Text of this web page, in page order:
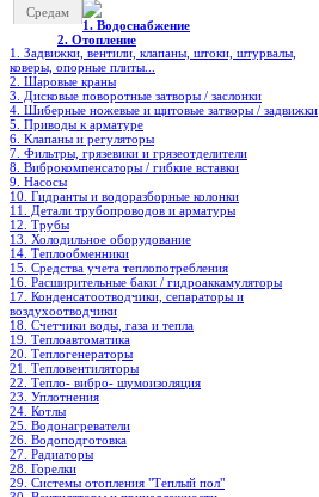
Средам
1. Водоснабжение
2. Отопление
1. Задвижки, вентили, клапаны, штоки, штурвалы,
коверы, опорные плиты...
2. Шаровые краны
3. Дисковые поворотные затворы / заслонки
4. Шиберные ножевые и щитовые затворы / задвижки
5. Приводы к арматуре
6. Клапаны и регуляторы
7. Фильтры, грязевики и грязеотделители
8. Виброкомпенсаторы / гибкие вставки
9. Насосы
10. Гидранты и водоразборные колонки
11. Детали трубопроводов и арматуры
12. Трубы
13. Холодильное oборудование
14. Теплообменники
15. Средства учета теплопотребления
16. Расширительные баки / гидроаккамуляторы
17. Конденсатоотводчики, сепараторы и
воздухоотводчики
18. Счетчики воды, газа и тепла
19. Теплоавтоматика
20. Теплогенераторы
21. Тепловентиляторы
22. Тепло- вибро- шумоизоляция
23. Уплотнения
24. Котлы
25. Водонагреватели
26. Водоподготовка
27. Радиаторы
28. Горелки
29. Системы отопления "Теплый пол"